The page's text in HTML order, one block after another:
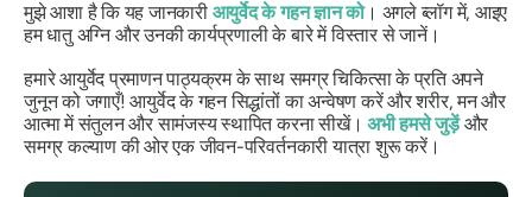
मुझे आशा है कि यह जानकारी आयुर्वेद के गहन ज्ञान को। अगले ब्लॉग में, आइए
हम धातु अग्नि और उनकी कार्यप्रणाली के बारे में विस्तार से जानें।
हमारे आयुर्वेद प्रमाणन पाठ्यक्रम के साथ समग्र चिकित्सा के प्रति अपने
जुनून को जगाएँ! आयुर्वेद के गहन सिद्धांतों का अन्वेषण करें और शरीर, मन और
आत्मा में संतुलन और सामंजस्य स्थापित करना सीखें।अभी हमसे जुड़ेंऔर
समग्र कल्याण की ओर एक जीवन-परिवर्तनकारी यात्रा शुरू करें।